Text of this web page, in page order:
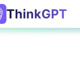
ThinkGPT